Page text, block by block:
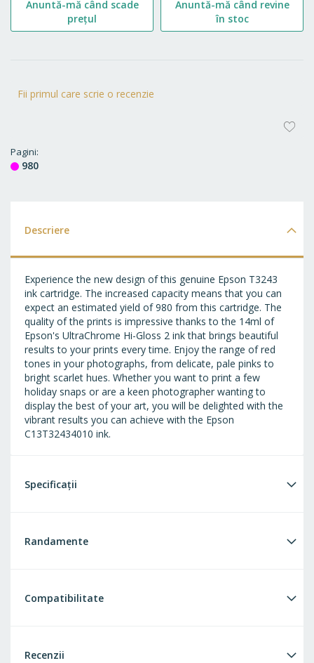
Fii primul care scrie o recenzie
Pagini
980
Anuntă-mă când scade
prețul
Anuntă-mă când revine
în stoc
Descriere
Experience the new design of this genuine Epson T3243
ink cartridge. The increased capacity means that you can
expect an estimated yield of 980 from this cartridge. The
quality of the prints is impressive thanks to the 14ml of
Epson's UltraChrome Hi-Gloss 2 ink that brings beautiful
results to your prints every time. Enjoy the range of red
tones in your photographs, from delicate, pale pinks to
bright scarlet hues. Whether you want to print a few
holiday snaps or are a keen photographer wanting to
display the best of your art, you will be delighted with the
vibrant results you can achieve with the Epson
C13T32434010 ink.
Specificații
Randamente
Compatibilitate
Recenzii